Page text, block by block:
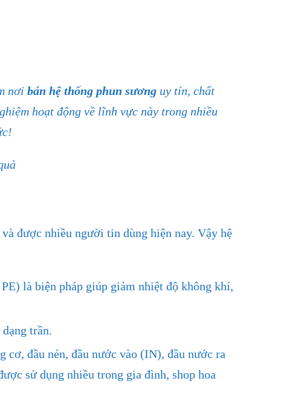
nơi bán hệ thống phun sương uy tín, chất
hoạt động về lĩnh vực này trong nhiều
được nhiều người tin dùng hiện nay. Vậy hệ
là biện pháp giúp giảm nhiệt độ không khí,
trần.
cơ, đầu nén, đầu nước vào (IN), đầu nước ra
sử dụng nhiều trong gia đình, shop hoa